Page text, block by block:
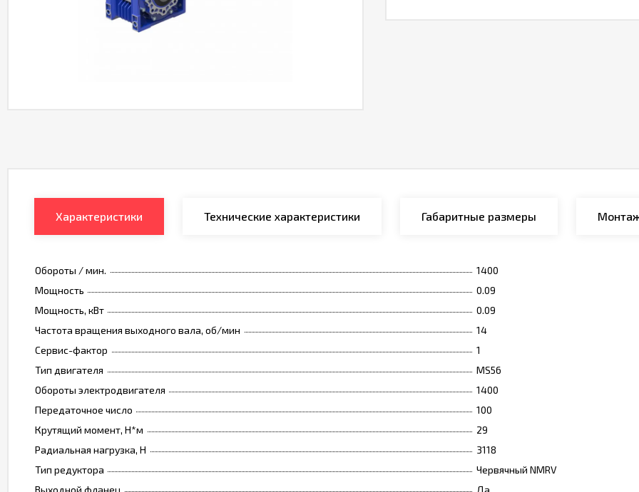
Характеристики Технические характеристики Габаритные размеры
Обороты / мин.
1400
Мощность
0.09
Мощность, кВт
0.09
Частота вращения выходного вала, об/мин
14
Сервис-фактор
1
Тип двигателя
MS56
Обороты электродвигателя
1400
Передаточное число
100
Крутящий момент, Н*м
29
Радиальная нагрузка, Н
3118
Тип редуктора
Червячный NMRV